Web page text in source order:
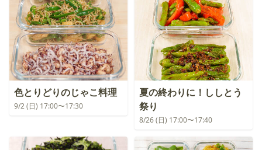
色とりどりのじゃこ料理
9/2 (日) 17:00〜17:30
夏の終わりに！ししとう
祭り
8/26 (日) 17:00〜17:40